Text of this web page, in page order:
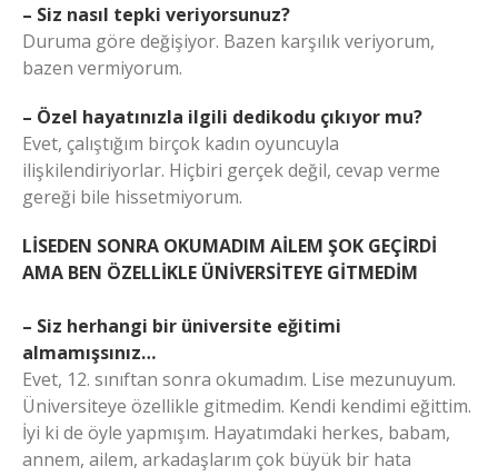
– Siz nasıl tepki veriyorsunuz?
Duruma göre değişiyor. Bazen karşılık veriyorum,
bazen vermiyorum.
– Özel hayatınızla ilgili dedikodu çıkıyor mu?
Evet, çalıştığım birçok kadın oyuncuyla
ilişkilendiriyorlar. Hiçbiri gerçek değil, cevap verme
gereği bile hissetmiyorum.
LİSEDEN SONRA OKUMADIM AİLEM ŞOK GEÇİRDİ
AMA BEN ÖZELLİKLE ÜNİVERSİTEYE GİTMEDİM
– Siz herhangi bir üniversite eğitimi
almamışsınız…
Evet, 12. sınıftan sonra okumadım. Lise mezunuyum.
Üniversiteye özellikle gitmedim. Kendi kendimi eğittim.
İyi ki de öyle yapmışım. Hayatımdaki herkes, babam,
annem, ailem, arkadaşlarım çok büyük bir hata